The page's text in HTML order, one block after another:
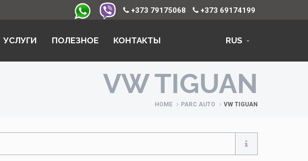
+373 79175068 +373 69174199
УСЛУГИ ПОЛЕЗНОЕ КОНТАКТЫ RUS
VW TIGUAN
HOME PARC AUTO VW TIGUAN